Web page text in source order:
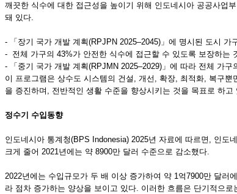
깨끗한 식수에 대한 접근성을 높이기 위해 인도네시아 공공사업
돼 있다.
- 「장기 국가 개발 계획(RPJPN 2025–2045)」에 명시된 도시
- 전체 가구의 43%가 안전한 식수에 접근할 수 있도록 보장하는
- 「중기 국가 개발 계획(RPJMN 2025–2029)」에 따라 전체 가
이 프로그램은 상수도 시스템의 건설, 개선, 확장, 최적화, 복구
을 증진하며, 전반적인 생활 수준을 향상시키는 것을 목표로 하고
정수기 수입동향
인도네시아 통계청(BPS Indonesia) 2025년 자료에 따르면, 인도
크게 줄어 2021년에는 약 8900만 달러 수준으로 감소했다.
2022년에는 수입규모가 두 배 이상 증가하여 약 1억7900만 달
라 점차 증가하는 양상을 보이고 있다. 이러한 흐름은 단기적으